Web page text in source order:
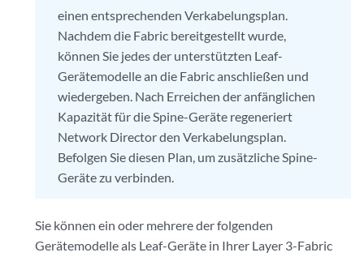
einen entsprechenden Verkabelungsplan.
Nachdem die Fabric bereitgestellt wurde,
können Sie jedes der unterstützten Leaf-
Gerätemodelle an die Fabric anschließen und
wiedergeben. Nach Erreichen der anfänglichen
Kapazität für die Spine-Geräte regeneriert
Network Director den Verkabelungsplan.
Befolgen Sie diesen Plan, um zusätzliche Spine-
Geräte zu verbinden.
Sie können ein oder mehrere der folgenden
Gerätemodelle als Leaf-Geräte in Ihrer Layer 3-Fabric